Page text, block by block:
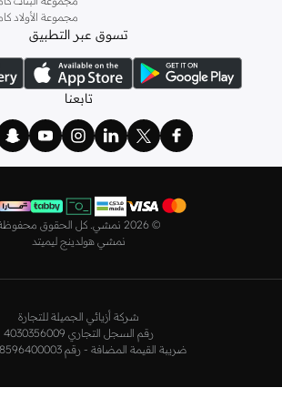
، أو اقتني العبوات الاقتصادية التي
مريحة، بما في ذلك قمصان
نعوميوغيرها.
استعدي لأجواء الصيف مع مجموعتنا من ملابس السباحة
مستلزمات الشاطئ أو المسبح.
من علامات رائدة مثلتمبرلاندو لاكوست وغانتوجيوردانو
صورة سواء كنت متوجهاً إلى عملك أو تقضي عطلة نهاية
ستجد لدينا في مجموعة التيشيرتات والقمصان كل ما
وفي نزهاتك مع أصدقائك. واطلع على الكنزات والهوديز و
وألوان متعددة لتكون بكامل أناقتك في كافة المناسبات.
مجموعة الأولاد
تسوق عبر التطبيق
تابعنا
© 2026 نمشي. كل الحقوق محفوظة
نمشي هولدينج ليميتد
شركة أزيائي الجميلة للتجارة
رقم السجل التجاري 4030356009
ضريبة القيمة المضافة - رقم 310398596400003